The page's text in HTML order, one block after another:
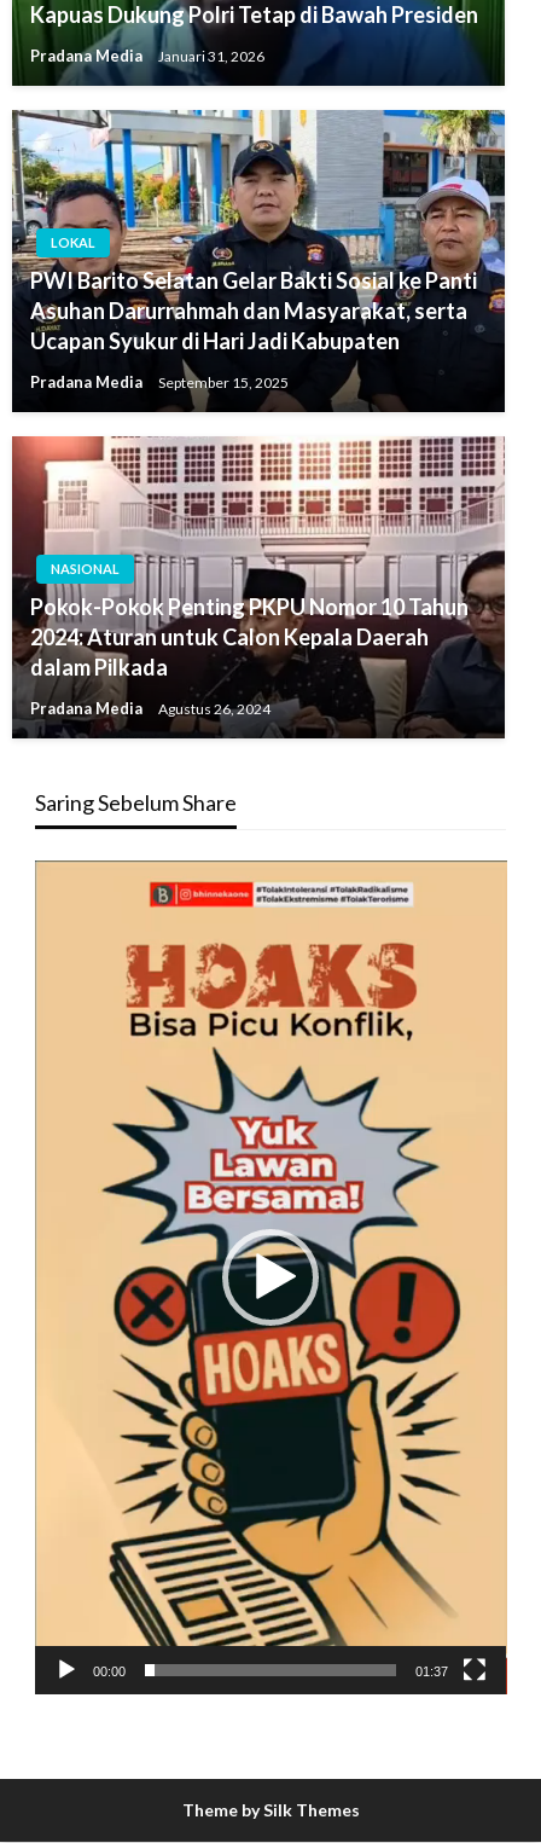
Kapuas Dukung Polri Tetap di Bawah Presiden
Pradana Media Januari 31, 2026
LOKAL
PWI Barito Selatan Gelar Bakti Sosial ke Panti
Asuhan Darurrahmah dan Masyarakat, serta
Ucapan Syukur di Hari Jadi Kabupaten
Pradana Media September 15, 2025
NASIONAL
Pokok-Pokok Penting PKPU Nomor 10 Tahun
2024: Aturan untuk Calon Kepala Daerah
dalam Pilkada
Pradana Media Agustus 26, 2024
Saring Sebelum Share
00:00 01:37
Theme by Silk Themes